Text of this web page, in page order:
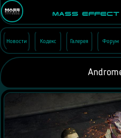
Mass Effect
Новости Кодекс Галерея Форум